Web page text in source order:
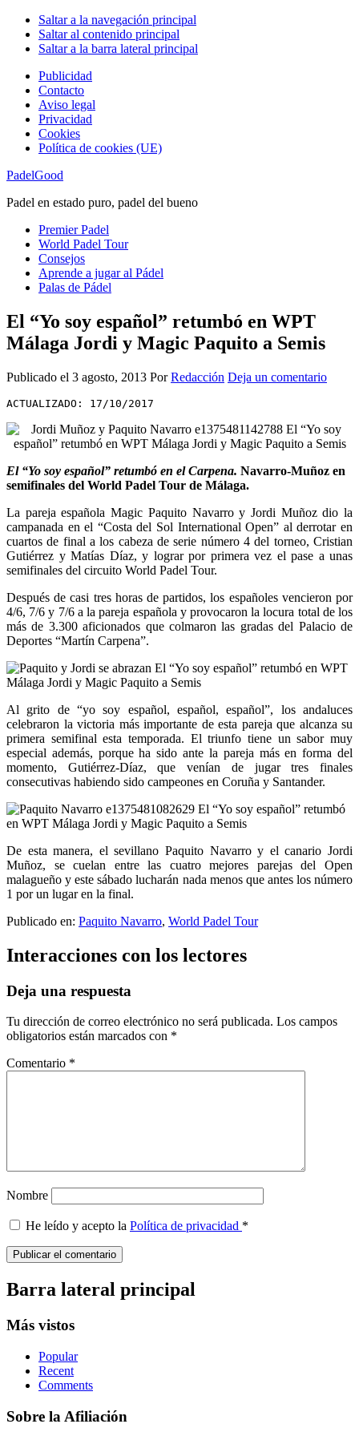
Saltar a la navegación principal
Saltar al contenido principal
Saltar a la barra lateral principal
Publicidad
Contacto
Aviso legal
Privacidad
Cookies
Política de cookies (UE)
PadelGood
Padel en estado puro, padel del bueno
Premier Padel
World Padel Tour
Consejos
Aprende a jugar al Pádel
Palas de Pádel
El “Yo soy español” retumbó en WPT
Málaga Jordi y Magic Paquito a Semis
Publicado el 3 agosto, 2013 PorRedacción Deja un comentario
ACTUALIZADO: 17/10/2017
El “Yo soy español” retumbó en el Carpena. Navarro-Muñoz en
semifinales del World Padel Tour de Málaga.
La pareja española Magic Paquito Navarro y Jordi Muñoz dio la
campanada en el “Costa del Sol International Open” al derrotar en
cuartos de final a los cabeza de serie número 4 del torneo, Cristian
Gutiérrez y Matías Díaz, y lograr por primera vez el pase a unas
semifinales del circuito World Padel Tour.
Después de casi tres horas de partidos, los españoles vencieron por
4/6, 7/6 y 7/6 a la pareja española y provocaron la locura total de los
más de 3.300 aficionados que colmaron las gradas del Palacio de
Deportes “Martín Carpena”.
Al grito de “yo soy español, español, español”, los andaluces
celebraron la victoria más importante de esta pareja que alcanza su
primera semifinal esta temporada. El triunfo tiene un sabor muy
especial además, porque ha sido ante la pareja más en forma del
momento, Gutiérrez-Díaz, que venían de jugar tres finales
consecutivas habiendo sido campeones en Coruña y Santander.
De esta manera, el sevillano Paquito Navarro y el canario Jordi
Muñoz, se cuelan entre las cuatro mejores parejas del Open
malagueño y este sábado lucharán nada menos que antes los número
1 por un lugar en la final.
Publicado en: Paquito Navarro, World Padel Tour
Interacciones con los lectores
Deja una respuesta
Tu dirección de correo electrónico no será publicada. Los campos
obligatorios están marcados con *
Comentario *
Nombre
He leído y acepto la Política de privacidad *
Barra lateral principal
Más vistos
Popular
Recent
Comments
Sobre la Afiliación